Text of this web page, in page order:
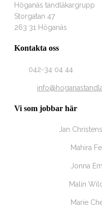
Höganäs tandläkargrupp
Storgatan 47
263 31 Höganäs
Kontakta oss
042-34 04 44
Vi som jobbar här
Jan
Mahira
Jonna
Malin
Marie